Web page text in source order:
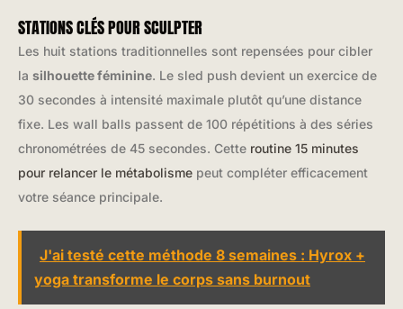
STATIONS CLÉS POUR SCULPTER
Les huit stations traditionnelles sont repensées pour cibler
la silhouette féminine. Le sled push devient un exercice de
30 secondes à intensité maximale plutôt qu’une distance
fixe. Les wall balls passent de 100 répétitions à des séries
chronométrées de 45 secondes. Cette routine 15 minutes
pour relancer le métabolisme peut compléter efficacement
votre séance principale.
J'ai testé cette méthode 8 semaines : Hyrox +
yoga transforme le corps sans burnout